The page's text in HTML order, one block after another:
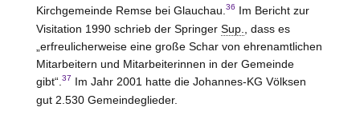
Kirchgemeinde Remse bei Glauchau. 36 Im Bericht zur
Visitation 1990 schrieb der Springer Sup.
, dass es
„erfreulicherweise eine große Schar von ehrenamtlichen
Mitarbeitern und Mitarbeiterinnen in der Gemeinde
gibt“. 37 Im Jahr 2001 hatte die Johannes-KG Völksen
gut 2.530 Gemeindeglieder.